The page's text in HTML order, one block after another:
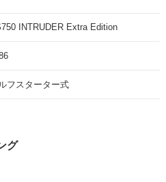
INTRUDER Extra Edition
フスターター式
グ